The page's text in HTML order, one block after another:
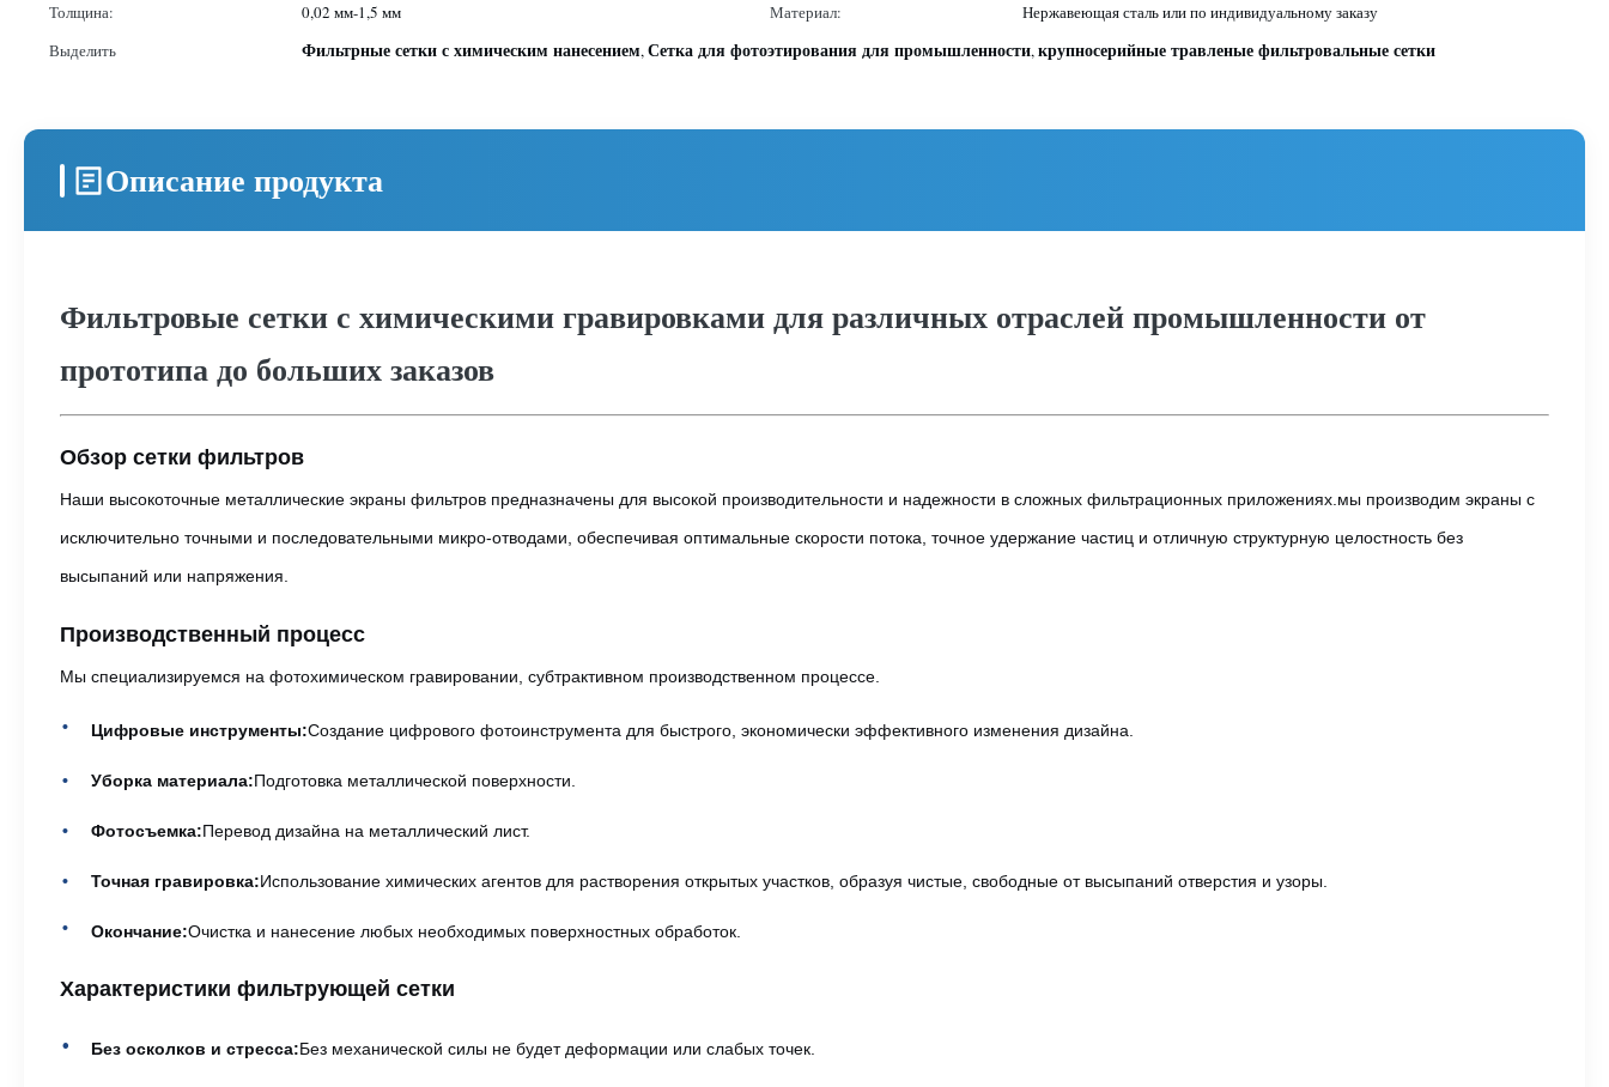
Толщина:
0,02 мм-1,5 мм Материал:
Нержавеющая сталь или по индивидуальному заказу
Выделить
Фильтрные сетки с химическим нанесением,Сетка для фотоэтирования для промышленности,крупносерийные травленые фильтровальные сетки
Описание продукта
Фильтровые сетки с химическими гравировками для различных отраслей промышленности от
прототипа до больших заказов
Обзор сетки фильтров
Наши высокоточные металлические экраны фильтров предназначены для высокой производительности и надежности в сложных фильтрационных приложениях.мы производим экраны с
исключительно точными и последовательными микро-отводами, обеспечивая оптимальные скорости потока, точное удержание частиц и отличную структурную целостность без
высыпаний или напряжения.
Производственный процесс
Мы специализируемся на фотохимическом гравировании, субтрактивном производственном процессе.
Цифровые инструменты:Создание цифрового фотоинструмента для быстрого, экономически эффективного изменения дизайна.
Уборка материала:Подготовка металлической поверхности.
Фотосъемка:Перевод дизайна на металлический лист.
Точная гравировка:Использование химических агентов для растворения открытых участков, образуя чистые, свободные от высыпаний отверстия и узоры.
Окончание:Очистка и нанесение любых необходимых поверхностных обработок.
Характеристики фильтрующей сетки
Без осколков и стресса:Без механической силы не будет деформации или слабых точек.